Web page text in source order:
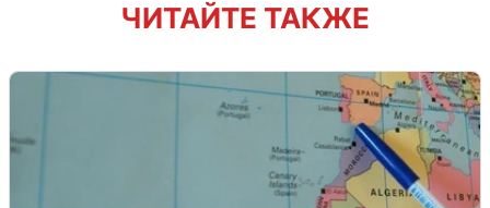
ЧИТАЙТЕ ТАКЖЕ